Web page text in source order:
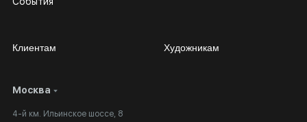
Москва
4-й км. Ильинское шоссе, 8
Клиентам
Личный кабинет
Вопросы и ответы
Художникам
Сотрудничество
Выставка в галерее